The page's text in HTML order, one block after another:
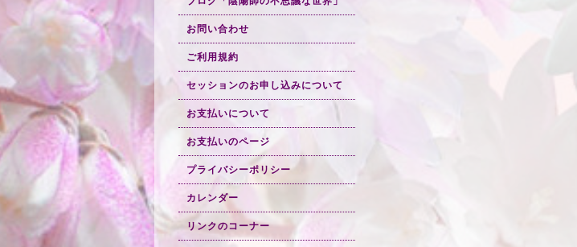
お問い合わせ
ご利用規約
セッションのお申し込みについて
お支払いについて
お支払いのページ
プライバシーポリシー
カレンダー
リンクのコーナー